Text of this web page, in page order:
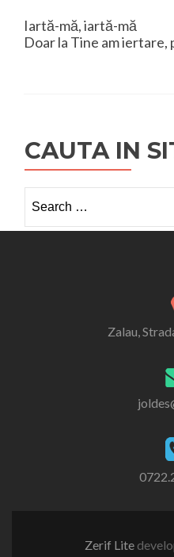
Iartă-mă, iartă-mă
Doar la Tine am iertare,
CAUTA IN
for:
Zalau,
Zerif Lite